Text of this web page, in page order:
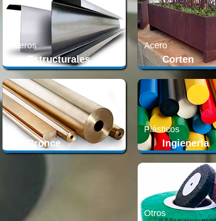
Aceros
Estructurales
Acero
Corten
Bronce
Plásticos
Ingienería
Otros